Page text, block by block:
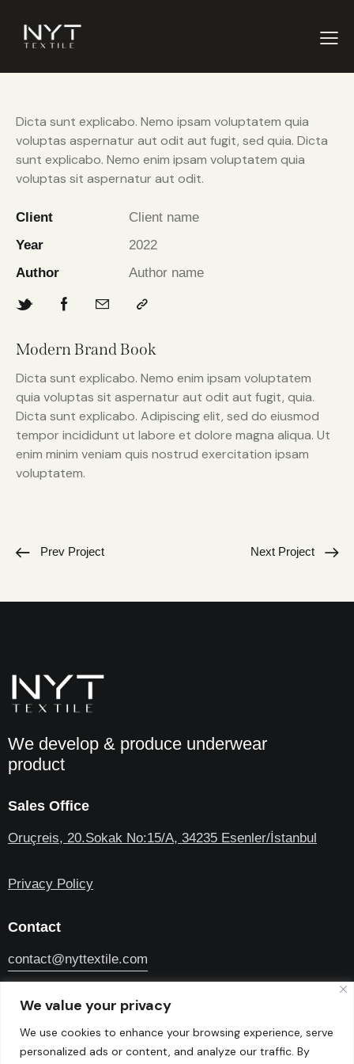
We value your privacy
We use cookies to enhance your browsing experience, serve
personalized ads or content, and analyze our traffic. By
Dicta sunt explicabo. Nemo ipsam voluptatem quia
voluptas aspernatur aut odit aut fugit, sed quia. Dicta
sunt explicabo. Nemo enim ipsam voluptatem quia
voluptas sit aspernatur aut odit.
Client
Client name
Year
2022
Author
Author name
Modern Brand Book
Dicta sunt explicabo. Nemo enim ipsam voluptatem
quia voluptas sit aspernatur aut odit aut fugit, quia.
Dicta sunt explicabo. Adipiscing elit, sed do eiusmod
tempor incididunt ut labore et dolore magna aliqua. Ut
enim minim veniam quis nostrud exercitation ipsam
voluptatem.
Prev Project Next Project
We develop & produce underwear
product
Sales Office
Oruçreis, 20.Sokak No:15/A, 34235 Esenler/İstanbul
Privacy Policy
Contact
contact@nyttextile.com